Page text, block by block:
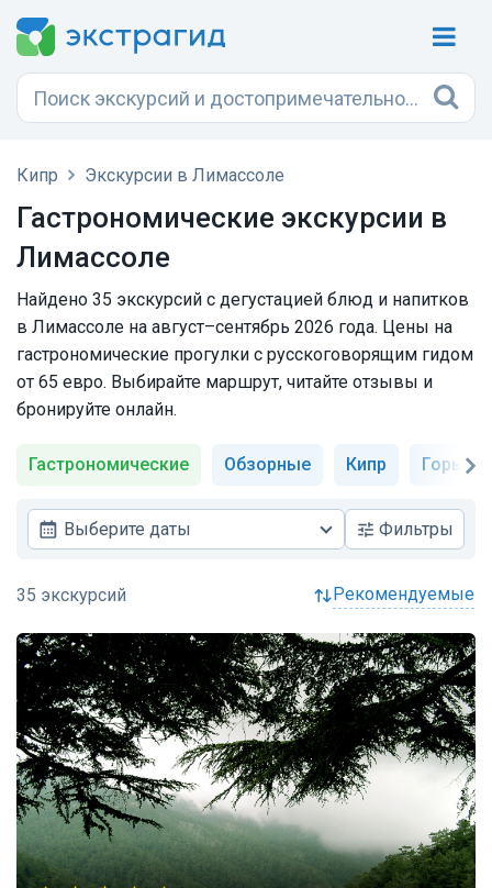
Кипр Экскурсии в Лимассоле
Гастрономические экскурсии в
Лимассоле
Найдено 35 экскурсий с дегустацией блюд и напитков
в Лимассоле на август–сентябрь 2026 года. Цены на
гастрономические прогулки с русскоговорящим гидом
от 65 евро. Выбирайте маршрут, читайте отзывы и
бронируйте онлайн.
Гастрономические Обзорные Кипр Горы
Выберите даты Фильтры
рекомендуемые